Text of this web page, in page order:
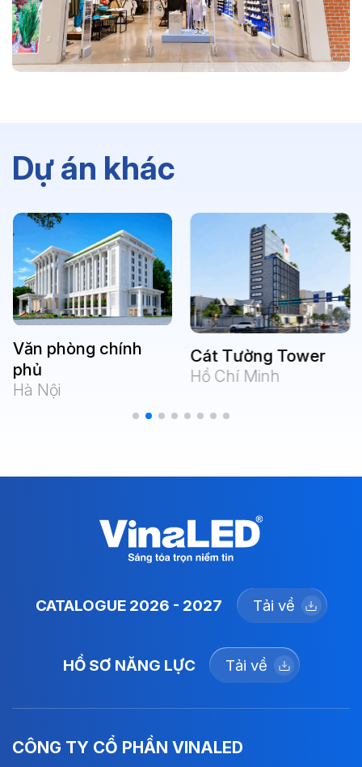
Dự án khác
Văn phòng chính
phủ
Hà Nội
Cát Tường Tower
Hồ Chí Minh
CATALOGUE 2026 - 2027 Tải về
HỒ SƠ NĂNG LỰC Tải về
CÔNG TY CỔ PHẦN VINALED